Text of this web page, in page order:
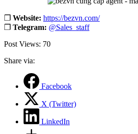
❐ Website: https://bezvn.com/
❐ Telegram: @Sales_staff
Post Views: 70
Share via:
Facebook
X (Twitter)
LinkedIn